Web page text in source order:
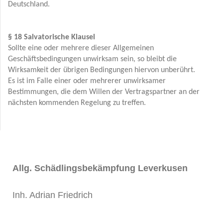
Deutschland.
§ 18 Salvatorische Klausel
Sollte eine oder mehrere dieser Allgemeinen
Geschäftsbedingungen unwirksam sein, so bleibt die
Wirksamkeit der übrigen Bedingungen hiervon unberührt.
Es ist im Falle einer oder mehrerer unwirksamer
Bestimmungen, die dem Willen der Vertragspartner an der
nächsten kommenden Regelung zu treffen.
Allg. Schädlingsbekämpfung Leverkusen
Inh. Adrian Friedrich